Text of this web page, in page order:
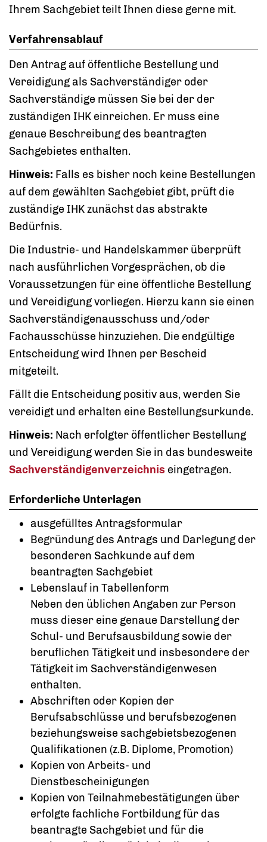
Ihrem Sachgebiet teilt Ihnen diese gerne mit.
Verfahrensablauf
Den Antrag auf öffentliche Bestellung und
Vereidigung als Sachverständiger oder
Sachverständige müssen Sie bei der der
zuständigen IHK einreichen. Er muss eine
genaue Beschreibung des beantragten
Sachgebietes enthalten.
Hinweis: Falls es bisher noch keine Bestellungen
auf dem gewählten Sachgebiet gibt, prüft die
zuständige IHK zunächst das abstrakte
Bedürfnis.
Die Industrie- und Handelskammer überprüft
nach ausführlichen Vorgesprächen, ob die
Voraussetzungen für eine öffentliche Bestellung
und Vereidigung vorliegen. Hierzu kann sie einen
Sachverständigenausschuss und/oder
Fachausschüsse hinzuziehen. Die endgültige
Entscheidung wird Ihnen per Bescheid
mitgeteilt.
Fällt die Entscheidung positiv aus, werden Sie
vereidigt und erhalten eine Bestellungsurkunde.
Hinweis: Nach erfolgter öffentlicher Bestellung
und Vereidigung werden Sie in das bundesweite
Sachverständigenverzeichnis eingetragen.
Erforderliche Unterlagen
ausgefülltes Antragsformular
Begründung des Antrags und Darlegung der
besonderen Sachkunde auf dem
beantragten Sachgebiet
Lebenslauf in Tabellenform
Neben den üblichen Angaben zur Person
muss dieser eine genaue Darstellung der
Schul- und Berufsausbildung sowie der
beruflichen Tätigkeit und insbesondere der
Tätigkeit im Sachverständigenwesen
enthalten.
Abschriften oder Kopien der
Berufsabschlüsse und berufsbezogenen
beziehungsweise sachgebietsbezogenen
Qualifikationen (z.B. Diplome, Promotion)
Kopien von Arbeits- und
Dienstbescheinigungen
Kopien von Teilnahmebestätigungen über
erfolgte fachliche Fortbildung für das
beantragte Sachgebiet und für die